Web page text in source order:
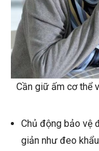
Cần giữ ấm cơ thể
Chủ động bảo vệ
giản như đeo